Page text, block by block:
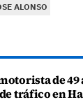
ALONSO
de 49
tráfico en